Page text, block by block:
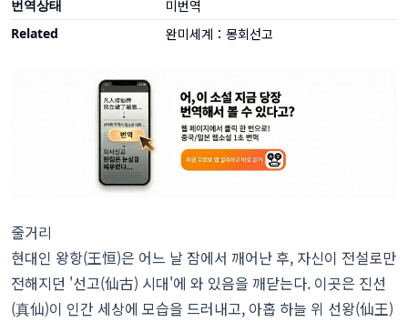
번역상태 미번역
Related 완미세계：몽회선고
줄거리
현대인 왕항(王恒)은 어느 날 잠에서 깨어난 후, 자신이 전설로만
전해지던 '선고(仙古) 시대'에 와 있음을 깨닫는다. 이곳은 진선
(真仙)이 인간 세상에 모습을 드러내고, 아홉 하늘 위 선왕(仙王)